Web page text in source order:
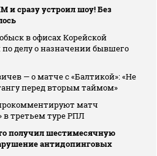
и сразу устроил шоу! Без
в офисах Корейской
делу о назначении бывшего
— о матче с «Балтикой»: «Не
перед вторым таймом»
матч
в третьем туре РПЛ
получил шестимесячную
антидопинговых